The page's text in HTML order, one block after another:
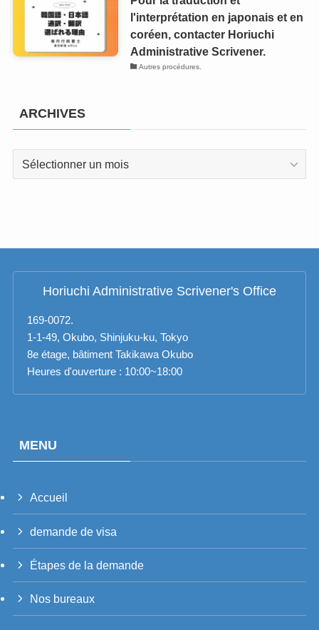
l'interprétation en japonais et en
coréen, contacter Horiuchi
Administrative Scrivener.
Autres procédures.
ARCHIVES
ARCHIVES
Horiuchi Administrative Scrivener's Office
169-0072.
1-1-49, Okubo, Shinjuku-ku, Tokyo
8e étage, bâtiment Takikawa Okubo
Heures d'ouverture : 10:00~18:00
MENU
Accueil
demande de visa
Étapes de la demande
Nos bureaux
TH
PT_BR